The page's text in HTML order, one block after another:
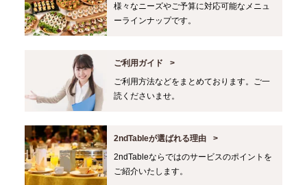
様々なニーズやご予算に対応可能なメニュ
ーラインナップです。
ご利用ガイド
ご利用方法などをまとめております。ご一
読くださいませ。
2ndTableが選ばれる理由
2ndTableならではのサービスのポイントを
ご紹介いたします。